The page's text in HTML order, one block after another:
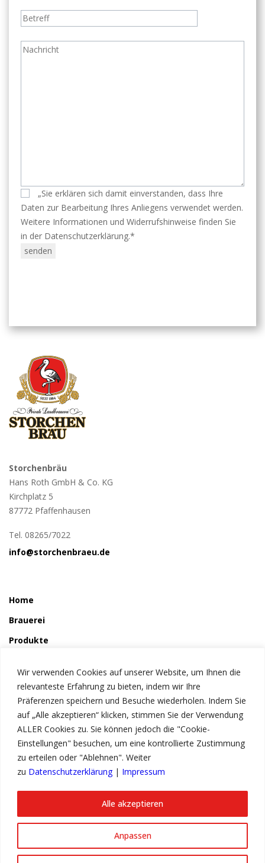
Wir verwenden Cookies auf unserer Website, um Ihnen die
relevanteste Erfahrung zu bieten, indem wir Ihre
Präferenzen speichern und Besuche wiederholen. Indem Sie
auf „Alle akzeptieren“ klicken, stimmen Sie der Verwendung
ALLER Cookies zu. Sie können jedoch die "Cookie-
Einstellungen" besuchen, um eine kontrollierte Zustimmung
zu erteilen oder "Ablehnen". Weiter
zu Datenschutzerklärung| Impressum
Anpassen
Alle akzeptieren
„Sie erklären sich damit einverstanden, dass Ihre
Daten zur Bearbeitung Ihres Anliegens verwendet werden.
Weitere Informationen und Widerrufshinweise finden Sie
in der Datenschutzerklärung.*
Storchenbräu
Hans Roth GmbH & Co. KG
Kirchplatz 5
87772 Pfaffenhausen
Tel. 08265/7022
info@storchenbraeu.de
Home
Brauerei
Produkte
Störchle
Service
News
Kontakt
Datenschutzerklärung